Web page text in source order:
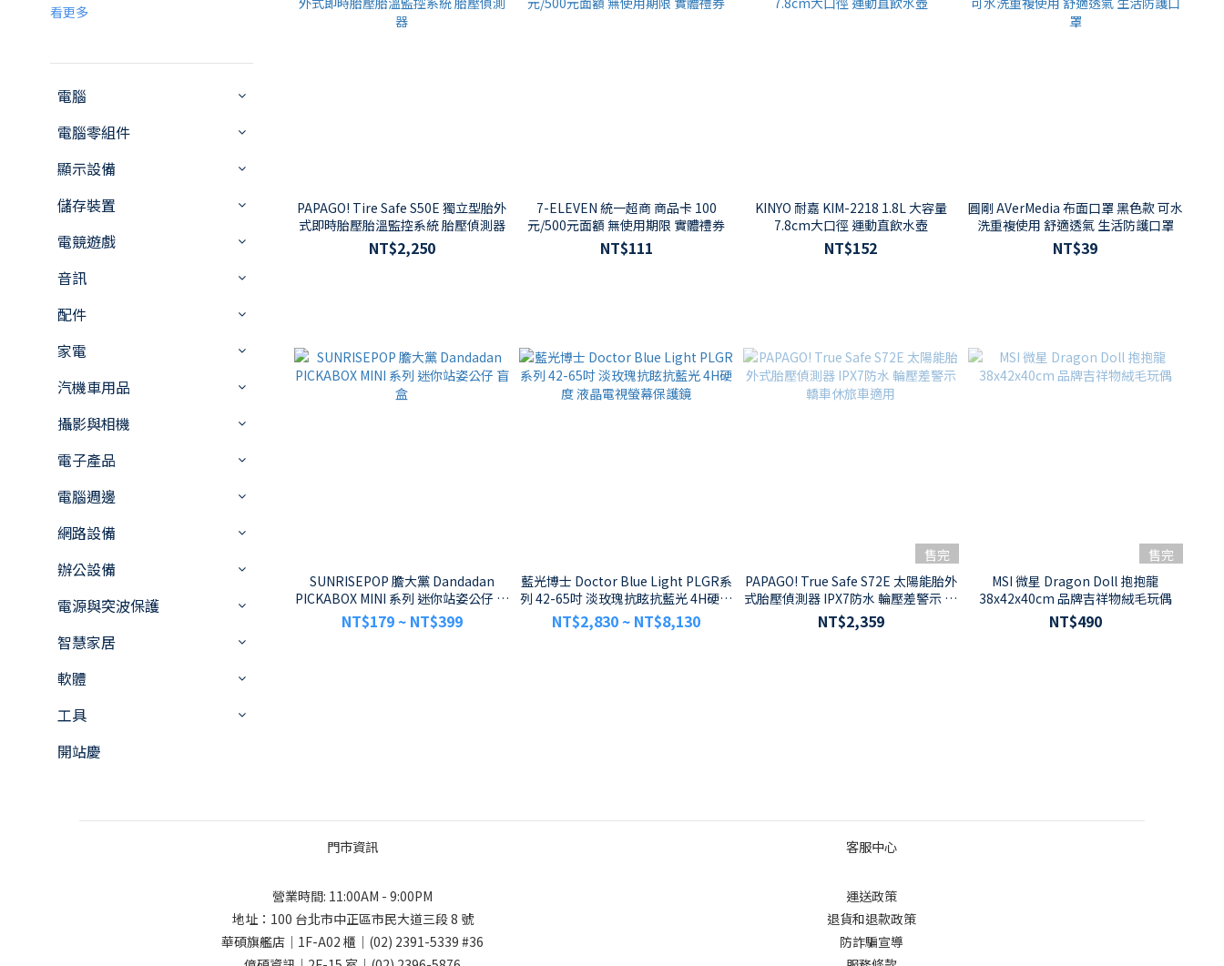
看更多
電腦
電腦零組件
顯示設備
儲存裝置
電競遊戲
音訊
配件
家電
汽機車用品
攝影與相機
電子產品
電腦週邊
網路設備
辦公設備
電源與突波保護
智慧家居
軟體
工具
開站慶
PAPAGO! Tire Safe S50E 獨立型胎外
式即時胎壓胎溫監控系統 胎壓偵測器
NT$2,250
7-ELEVEN 統一超商 商品卡 100
元/500元面額 無使用期限 實體禮券
NT$111
KINYO 耐嘉 KIM-2218 1.8L 大容量
7.8cm大口徑 運動直飲水壺
NT$152
圓剛 AVerMedia 布面口罩 黑色款 可水
洗重複使用 舒適透氣 生活防護口罩
NT$39
SUNRISEPOP 膽大黨 Dandadan
PICKABOX MINI 系列 迷你站姿公仔 盲
NT$179 ~ NT$399
藍光博士 Doctor Blue Light PLGR系
列 42-65吋 淡玫瑰抗眩抗藍光 4H硬度
液晶電視螢幕保護鏡
NT$2,830 ~ NT$8,130
售完
PAPAGO! True Safe S72E 太陽能胎外
式胎壓偵測器 IPX7防水 輪壓差警示 轎
車休旅車適用
NT$2,359
售完
MSI 微星 Dragon Doll 抱抱龍
38x42x40cm 品牌吉祥物絨毛玩偶
NT$490
門市資訊
營業時間: 11:00AM - 9:00PM
地址： 100 台北市中正區市民大道三段 8 號
華碩旗艦店｜1F-A02 櫃｜ (02) 2391-5339 #36
客服中心
運送政策
退貨和退款政策
防詐騙宣導